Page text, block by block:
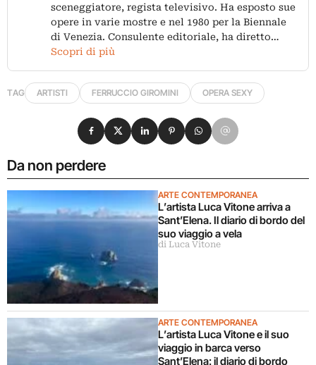
sceneggiatore, regista televisivo. Ha esposto sue
opere in varie mostre e nel 1980 per la Biennale
di Venezia. Consulente editoriale, ha diretto…
Scopri di più
TAG ARTISTI FERRUCCIO GIROMINI OPERA SEXY
Da non perdere
ARTE CONTEMPORANEA
L’artista Luca Vitone arriva a
Sant’Elena. Il diario di bordo del
suo viaggio a vela
di Luca Vitone
ARTE CONTEMPORANEA
L’artista Luca Vitone e il suo
viaggio in barca verso
Sant’Elena: il diario di bordo
Condividi su Facebook
Condividi su X
Condividi su LinkedIn
Condividi su Pinterest
Condividi su WhatsApp
Condividi su Email